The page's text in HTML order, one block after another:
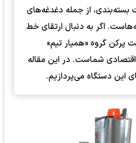
از جمله دغدغه‌های
اگر به دنبال ارتقای خط
پرکن گروه «همیار تیم»
شماست. در این مقاله
این دستگاه می‌پردازیم.